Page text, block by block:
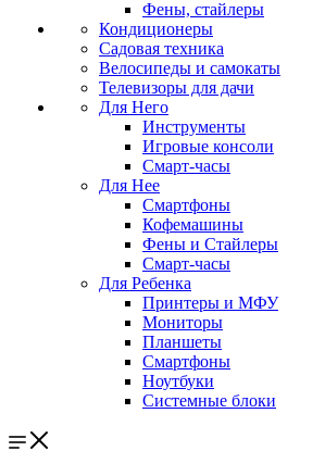
Фены, стайлеры
Кондиционеры
Садовая техника
Велосипеды и самокаты
Телевизоры для дачи
Для Него
Инструменты
Игровые консоли
Смарт-часы
Для Нее
Смартфоны
Кофемашины
Фены и Стайлеры
Смарт-часы
Для Ребенка
Принтеры и МФУ
Мониторы
Планшеты
Смартфоны
Ноутбуки
Системные блоки